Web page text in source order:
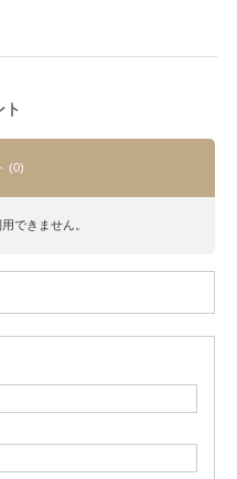
ト
(0)
できません。